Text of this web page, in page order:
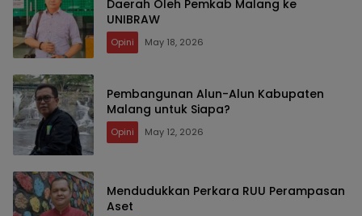
Daerah Oleh Pemkab Malang ke
UNIBRAW
Opini May 18, 2026
Pembangunan Alun-Alun Kabupaten
Malang untuk Siapa?
Opini May 12, 2026
Mendudukkan Perkara RUU Perampasan
Aset